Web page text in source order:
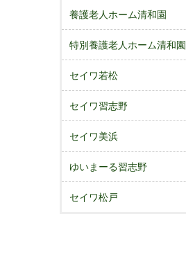
養護老人ホーム清和園
特別養護老人ホーム清和園
セイワ若松
セイワ習志野
セイワ美浜
ゆいまーる習志野
セイワ松戸